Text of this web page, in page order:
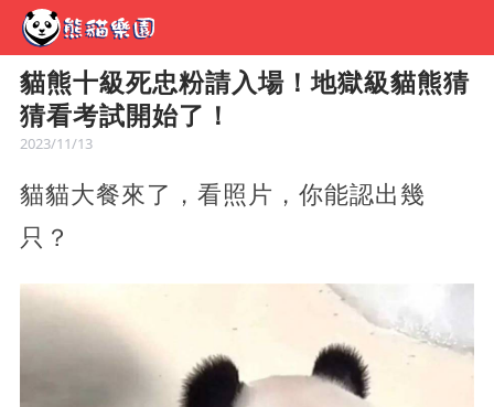
貓熊十級死忠粉請入場！地獄級貓熊猜
猜看考試開始了！
2023/11/13
貓貓大餐來了，看照片，你能認出幾
只？